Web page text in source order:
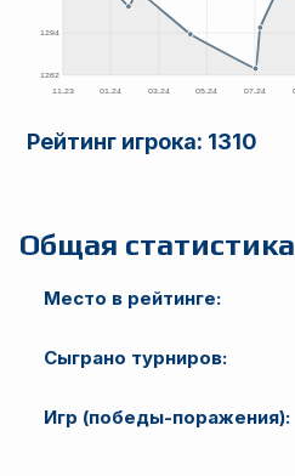
Рейтинг игрока: 1310
Общая статистика
Место в рейтинге:
Сыграно турниров:
Игр (победы-поражения):